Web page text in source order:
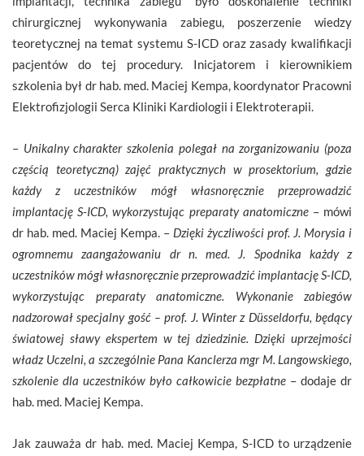
chirurgicznej wykonywania zabiegu, poszerzenie wiedzy
teoretycznej na temat systemu S-ICD oraz zasady kwalifikacji
pacjentów do tej procedury. Inicjatorem i kierownikiem
szkolenia był dr hab. med. Maciej Kempa, koordynator Pracowni
Elektrofizjologii Serca Kliniki Kardiologii i Elektroterapii.
– Unikalny charakter szkolenia polegał na zorganizowaniu (poza
częścią teoretyczną) zajęć praktycznych w prosektorium, gdzie
każdy z uczestników mógł własnoręcznie przeprowadzić
implantację S-ICD, wykorzystując preparaty anatomiczne– mówi
dr hab. med. Maciej Kempa. – Dzięki życzliwości prof. J. Morysia i
ogromnemu zaangażowaniu dr n. med. J. Spodnika każdy z
uczestników mógł własnoręcznie przeprowadzić implantację S-ICD,
wykorzystując preparaty anatomiczne. Wykonanie zabiegów
nadzorował specjalny gość – prof. J. Winter z Düsseldorfu, będący
światowej sławy ekspertem w tej dziedzinie. Dzięki uprzejmości
władz Uczelni, a szczególnie Pana Kanclerza mgr M. Langowskiego,
szkolenie dla uczestników było całkowicie bezpłatne – dodaje dr
hab. med. Maciej Kempa.
Jak zauważa dr hab. med. Maciej Kempa, S-ICD to urządzenie